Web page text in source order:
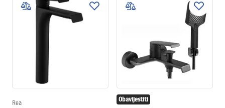
Rea Obavijestiti